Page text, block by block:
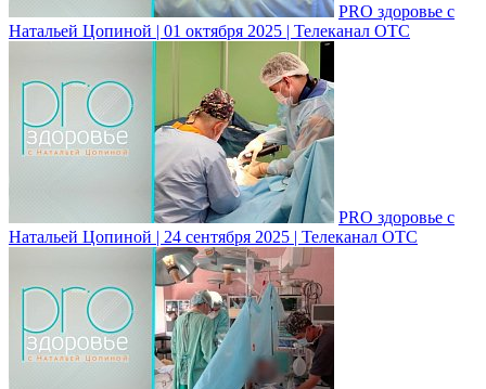
PRO здоровье с
Натальей Цопиной | 01 октября 2025 | Телеканал ОТС
PRO здоровье с
Натальей Цопиной | 24 сентября 2025 | Телеканал ОТС